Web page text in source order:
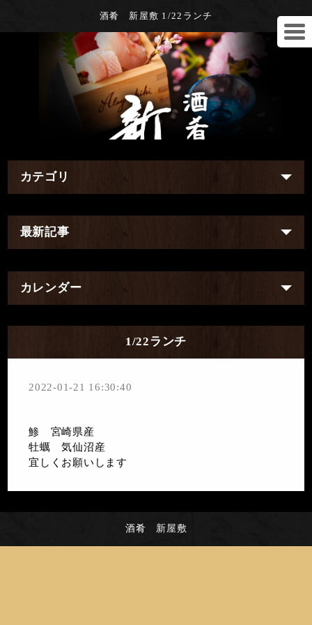
酒肴 新屋敷 1/22ランチ
カテゴリ
最新記事
カレンダー
1/22ランチ
2022-01-21 16:30:40
鯵 宮崎県産
牡蠣 気仙沼産
宜しくお願いします
酒肴 新屋敷